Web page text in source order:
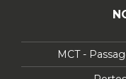
MCT -